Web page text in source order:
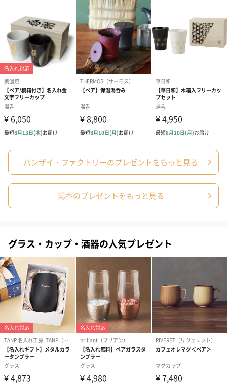
H:90mm
外装の形状
クリアーケース
帯包装
重さ
124g（外装込）
お届け内容
福おちょこ本体*1
リーフレット
原産国
バンザイ・ファクトリーのプレゼントをもっと見る
湯呑のプレゼントをもっと見る
グラス・カップ・酒器の人気プレゼント